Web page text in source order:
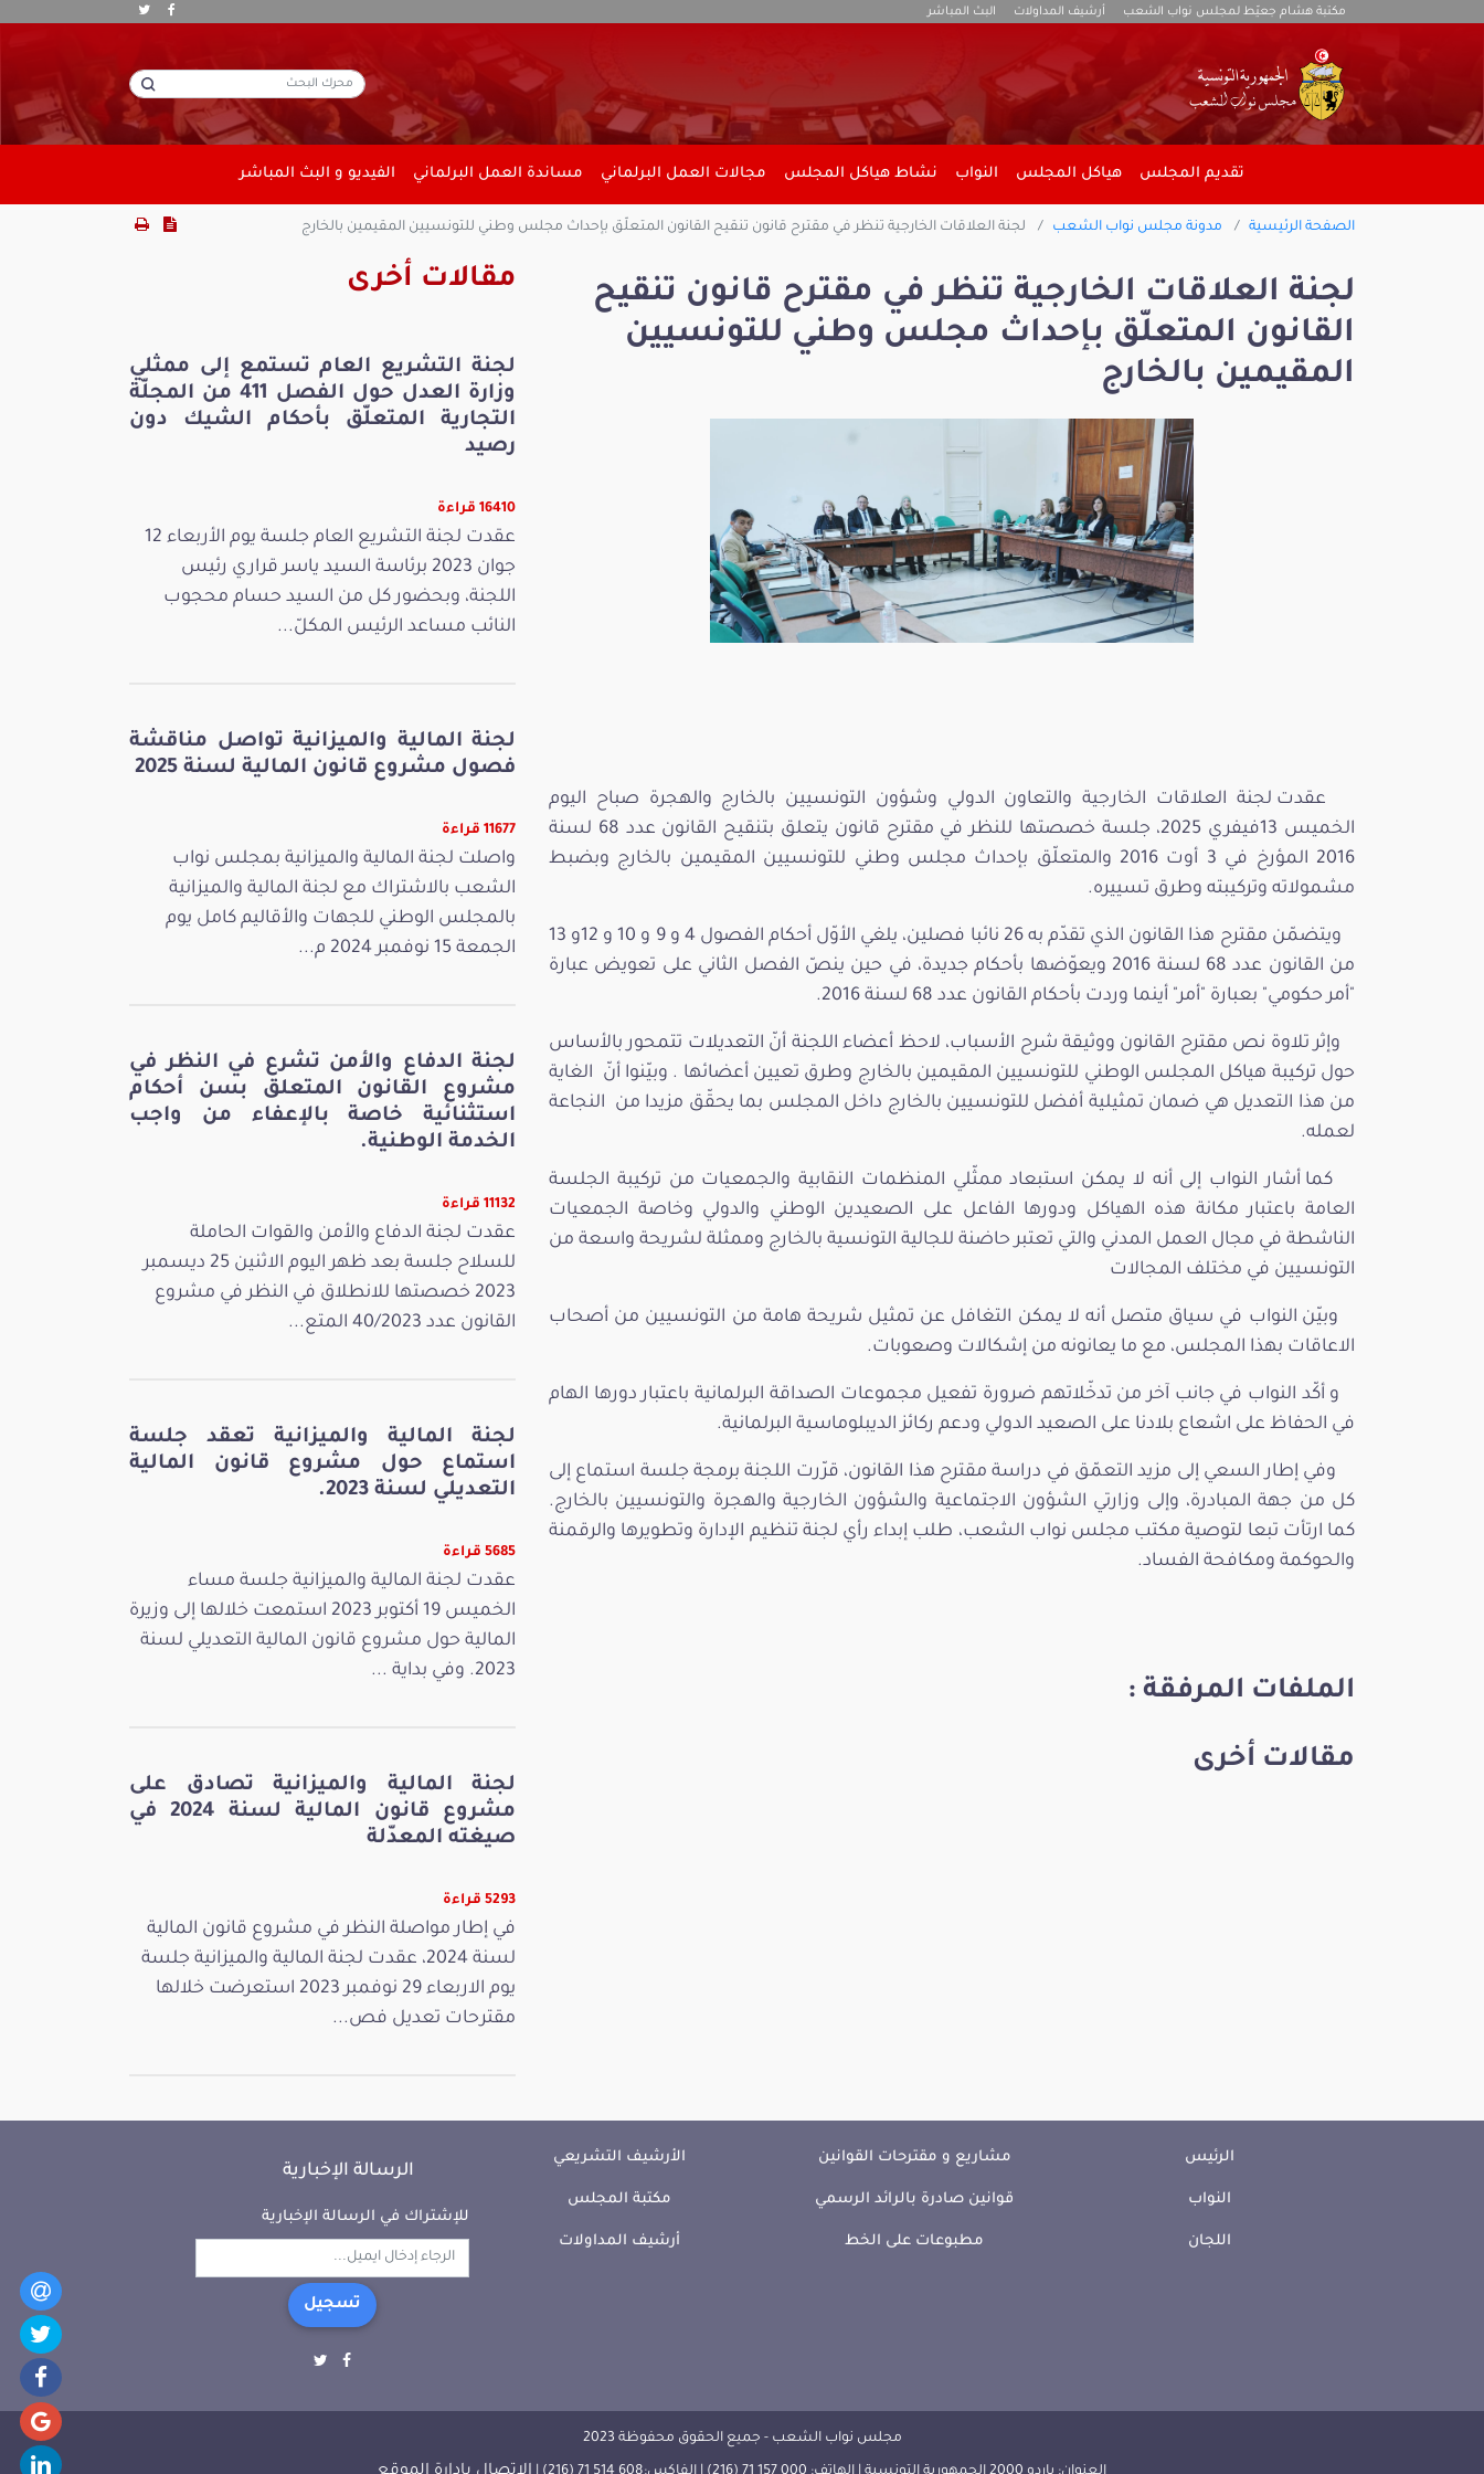
مكتبة هشام جعيّط لمجلس نواب الشعب أرشيف المداولات البث المباشر
تقديم المجلس هياكل المجلس النواب نشاط هياكل المجلس مجالات العمل البرلماني مساندة العمل البرلماني الفيديو و البث المباشر
الصفحة الرئيسية مدونة مجلس نواب الشعب لجنة العلاقات الخارجية تنظر في مقترح قانون تنقيح القانون المتعلّق بإحداث مجلس وطني للتونسيين المقيمين بالخارج
لجنة العلاقات الخارجية تنظر في مقترح قانون تنقيح
القانون المتعلّق بإحداث مجلس وطني للتونسيين
المقيمين بالخارج
عقدت لجنة العلاقات الخارجية والتعاون الدولي وشؤون التونسيين بالخارج والهجرة صباح اليوم
الخميس 13فيفري 2025، جلسة خصصتها للنظر في مقترح قانون يتعلق بتنقيح القانون عدد 68 لسنة
2016 المؤرخ في 3 أوت 2016 والمتعلّق بإحداث مجلس وطني للتونسيين المقيمين بالخارج وبضبط
مشمولاته وتركيبته وطرق تسييره.
ويتضمّن مقترح هذا القانون الذي تقدّم به 26 نائبا فصلين، يلغي الأوّل أحكام الفصول 4 و 9 و 10 و 12و 13
من القانون عدد 68 لسنة 2016 ويعوّضها بأحكام جديدة، في حين ينصّ الفصل الثاني على تعويض عبارة
"أمر حكومي" بعبارة "أمر" أينما وردت بأحكام القانون عدد 68 لسنة 2016.
وإثر تلاوة نص مقترح القانون ووثيقة شرح الأسباب، لاحظ أعضاء اللجنة أنّ التعديلات تتمحور بالأساس
حول تركيبة هياكل المجلس الوطني للتونسيين المقيمين بالخارج وطرق تعيين أعضائها . وبيّنوا أنّ الغاية
من هذا التعديل هي ضمان تمثيلية أفضل للتونسيين بالخارج داخل المجلس بما يحقّق مزيدا من النجاعة
لعمله.
كما أشار النواب إلى أنه لا يمكن استبعاد ممثّلي المنظمات النقابية والجمعيات من تركيبة الجلسة
العامة باعتبار مكانة هذه الهياكل ودورها الفاعل على الصعيدين الوطني والدولي وخاصة الجمعيات
الناشطة في مجال العمل المدني والتي تعتبر حاضنة للجالية التونسية بالخارج وممثلة لشريحة واسعة من
التونسيين في مختلف المجالات
وبيّن النواب في سياق متصل أنه لا يمكن التغافل عن تمثيل شريحة هامة من التونسيين من أصحاب
الاعاقات بهذا المجلس، مع ما يعانونه من إشكالات وصعوبات.
و أكّد النواب في جانب آخر من تدخّلاتهم ضرورة تفعيل مجموعات الصداقة البرلمانية باعتبار دورها الهام
في الحفاظ على اشعاع بلادنا على الصعيد الدولي ودعم ركائز الديبلوماسية البرلمانية.
وفي إطار السعي إلى مزيد التعمّق في دراسة مقترح هذا القانون، قرّرت اللجنة برمجة جلسة استماع إلى
كل من جهة المبادرة، وإلى وزارتي الشؤون الاجتماعية والشؤون الخارجية والهجرة والتونسيين بالخارج.
كما ارتأت تبعا لتوصية مكتب مجلس نواب الشعب، طلب إبداء رأي لجنة تنظيم الإدارة وتطويرها والرقمنة
والحوكمة ومكافحة الفساد.
الملفات المرفقة :
مقالات أخرى
مقالات أخرى
لجنة التشريع العام تستمع إلى ممثلي
وزارة العدل حول الفصل 411 من المجلّة
التجارية المتعلّق بأحكام الشيك دون
رصيد
16410 قراءة
عقدت لجنة التشريع العام جلسة يوم الأربعاء 12
جوان 2023 برئاسة السيد ياسر قراري رئيس
اللجنة، وبحضور كل من السيد حسام محجوب
النائب مساعد الرئيس المكلّ...
لجنة المالية والميزانية تواصل مناقشة
فصول مشروع قانون المالية لسنة 2025
11677 قراءة
واصلت لجنة المالية والميزانية بمجلس نواب
الشعب بالاشتراك مع لجنة المالية والميزانية
بالمجلس الوطني للجهات والأقاليم كامل يوم
الجمعة 15 نوفمبر 2024 م...
لجنة الدفاع والأمن تشرع في النظر في
مشروع القانون المتعلق بسن أحكام
استثنائية خاصة بالإعفاء من واجب
الخدمة الوطنية.
11132 قراءة
عقدت لجنة الدفاع والأمن والقوات الحاملة
للسلاح جلسة بعد ظهر اليوم الاثنين 25 ديسمبر
2023 خصصتها للانطلاق في النظر في مشروع
القانون عدد 40/2023 المتع...
لجنة المالية والميزانية تعقد جلسة
استماع حول مشروع قانون المالية
التعديلي لسنة 2023.
5685 قراءة
عقدت لجنة المالية والميزانية جلسة مساء
الخميس 19 أكتوبر 2023 استمعت خلالها إلى وزيرة
المالية حول مشروع قانون المالية التعديلي لسنة
2023. وفي بداية ...
لجنة المالية والميزانية تصادق على
مشروع قانون المالية لسنة 2024 في
صيغته المعدّلة
5293 قراءة
في إطار مواصلة النظر في مشروع قانون المالية
لسنة 2024، عقدت لجنة المالية والميزانية جلسة
يوم الاربعاء 29 نوفمبر 2023 استعرضت خلالها
مقترحات تعديل فص...
الرئيس
النواب
اللجان
مشاريع و مقترحات القوانين
قوانين صادرة بالرائد الرسمي
مطبوعات على الخط
الأرشيف التشريعي
مكتبة المجلس
أرشيف المداولات
الرسالة الإخبارية
للإشتراك في الرسالة الإخبارية
تسجيل
مجلس نواب الشعب - جميع الحقوق محفوظة 2023